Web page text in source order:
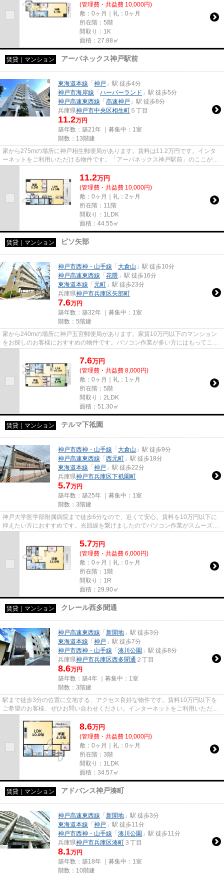
(管理費・共益費 10,000円)
敷：0ヶ月｜礼：0ヶ月
所在階：5階
間取り：1K
面積：27.88㎡
賃貸｜マンション アーバネックス神戸駅前
東海道本線 「 神戸 」駅 徒歩4分
神戸市海岸線 「 ハーバーランド 」駅 徒歩5分
神戸高速東西線 「 高速神戸 」駅 徒歩8分
兵庫県神戸市中央区相生町 ５丁目
11.2万円
築年数：築21年 ｜募集中： 1室
階数：13階建
家から275mの場所に神戸相生郵便局があります。賃料は11.2万円です。インタ
ーネットをご利用いただける物件です。「アーバネックス神戸駅前」のここがイ
11.2万円
(管理費・共益費 10,000円)
敷：0ヶ月｜礼：2ヶ月
所在階：11階
間取り：1LDK
面積：44.55㎡
賃貸｜マンション ピソ矢部
神戸市西神・山手線 「 大倉山 」駅 徒歩10分
神戸高速東西線 「 花隈 」駅 徒歩16分
東海道本線 「 元町 」駅 徒歩23分
兵庫県神戸市兵庫区矢部町
7.6万円
築年数：築32年 ｜募集中： 1室
階数：5階建
家から240mの場所に神戸五宮郵便局があります。家賃10万円以下のマンション
をお探しのお客様におすすめの物件です。パソコン作業が多い方にはもってこい
7.6万円
(管理費・共益費 8,000円)
敷：0ヶ月｜礼：1ヶ月
所在階：5階
間取り：2LDK
面積：51.30㎡
賃貸｜マンション テルマ下祗園
神戸市西神・山手線 「 大倉山 」駅 徒歩9分
神戸高速東西線 「 西元町 」駅 徒歩18分
東海道本線 「 神戸 」駅 徒歩22分
兵庫県神戸市兵庫区下祇園町
5.7万円
築年数：築25年 ｜募集中： 1室
階数：3階建
神戸大学医学部附属病院まで徒歩6分なので、近くて安心。賃料を10万円以下に
抑えたい方におすすめです。光回線を繋げましたのでパソコン作業がスムーズで
5.7万円
(管理費・共益費 6,000円)
敷：0ヶ月｜礼：0ヶ月
所在階：1階
間取り：1R
面積：29.90㎡
賃貸｜マンション クレール西多聞通
神戸高速東西線 「 新開地 」駅 徒歩3分
東海道本線 「 神戸 」駅 徒歩7分
神戸市西神・山手線 「 湊川公園 」駅 徒歩8分
兵庫県神戸市兵庫区西多聞通 ２丁目
8.6万円
築年数：築4年 ｜募集中： 1室
階数：3階建
駅まで徒歩3分の位置に立地する、アクセス良好な物件です。賃料10万円以下を
ご希望のお客様、ぜひお問い合わせください。インターネットをご利用いただけ
8.6万円
(管理費・共益費 10,000円)
敷：0ヶ月｜礼：0ヶ月
所在階：3階
間取り：1LDK
面積：34.57㎡
賃貸｜マンション アドバンス神戸湊町
神戸高速東西線 「 新開地 」駅 徒歩3分
東海道本線 「 神戸 」駅 徒歩11分
神戸市西神・山手線 「 湊川公園 」駅 徒歩11分
兵庫県神戸市兵庫区湊町 ３丁目
8.1万円
築年数：築18年 ｜募集中： 1室
階数：10階建